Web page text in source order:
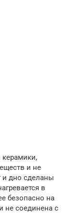
керамики,
и не
и дно сделаны
в
безопасно на
не соединена с